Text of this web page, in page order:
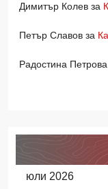
Димитър Колев за
Петър Славов за
Радостина Петрова
юли 2026